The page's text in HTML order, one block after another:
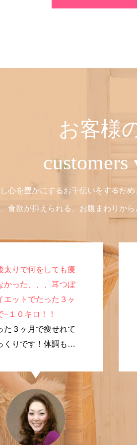
お客様
customers
心を豊かにするお手伝いをするた
食欲が抑えられる、お腹まわりか
太りで何をしても痩
かった、、、耳つぼ
エットでたった３ヶ
−１０キロ！！
た３ヶ月で痩せれて
くりです！体調も良
。